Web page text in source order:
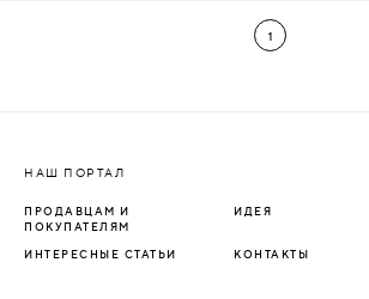
1
НАШ ПОРТАЛ
ПРОДАВЦАМ И
ПОКУПАТЕЛЯМ
ИДЕЯ
ИНТЕРЕСНЫЕ СТАТЬИ КОНТАКТЫ